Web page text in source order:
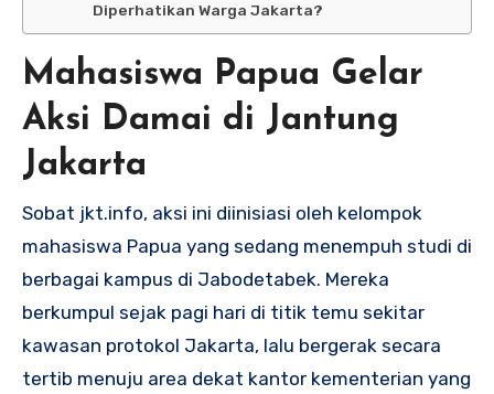
Diperhatikan Warga Jakarta?
Mahasiswa Papua Gelar
Aksi Damai di Jantung
Jakarta
Sobat jkt.info, aksi ini diinisiasi oleh kelompok
mahasiswa Papua yang sedang menempuh studi di
berbagai kampus di Jabodetabek. Mereka
berkumpul sejak pagi hari di titik temu sekitar
kawasan protokol Jakarta, lalu bergerak secara
tertib menuju area dekat kantor kementerian yang